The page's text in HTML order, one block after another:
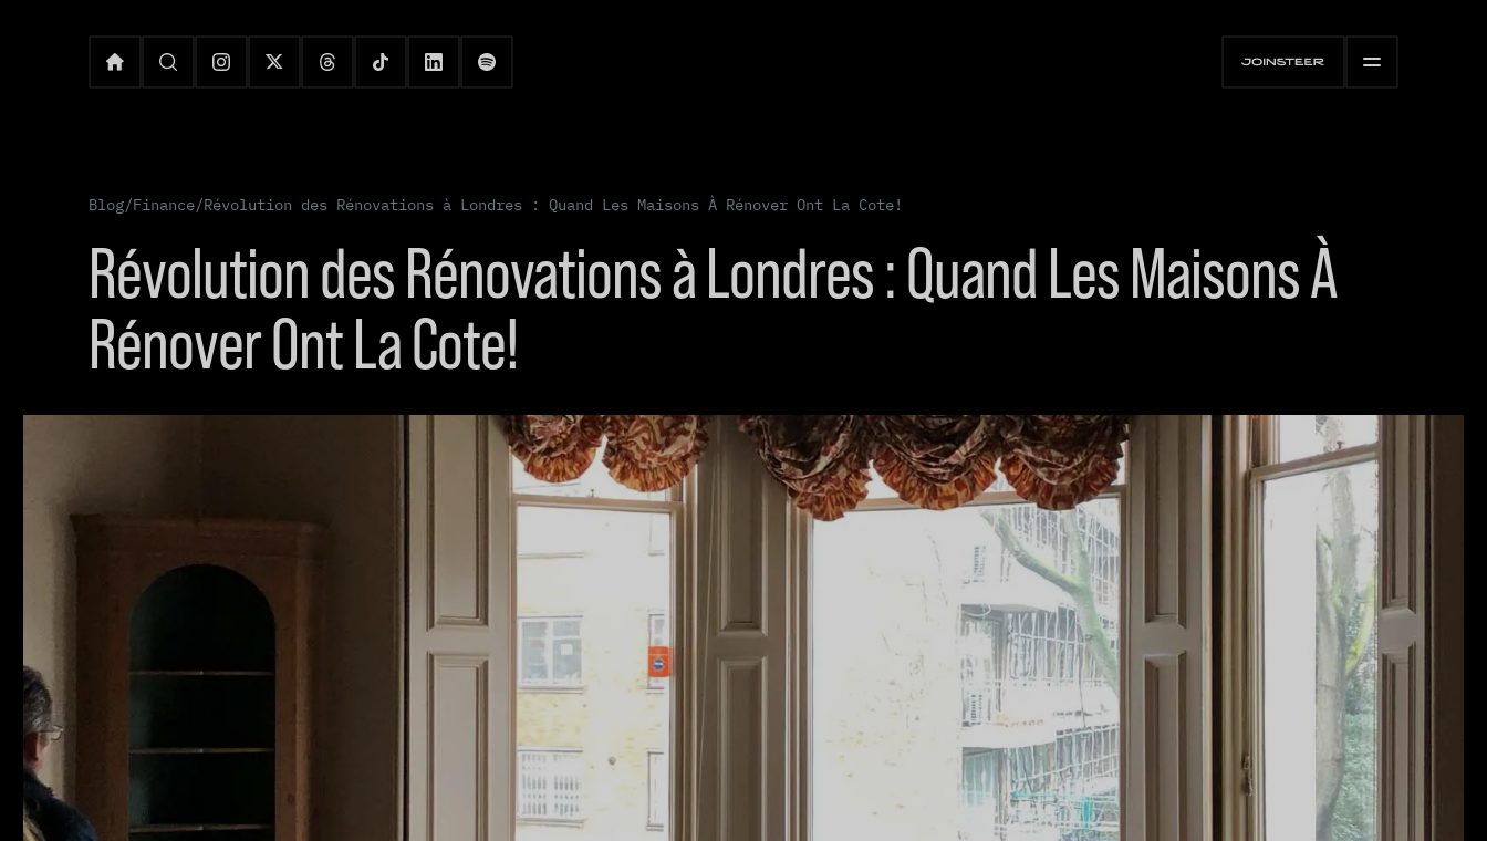
Blog/Finance/Révolution des Rénovations à Londres : Quand Les Maisons À Rénover Ont La Cote!
Révolution des Rénovations à Londres : Quand Les Maisons À
Rénover Ont La Cote!